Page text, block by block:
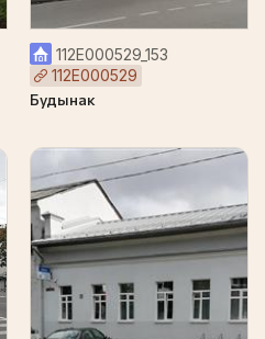
112Е000529_153
112Е000529
Будынак